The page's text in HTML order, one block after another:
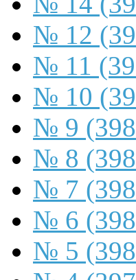
№ 12
№ 11
№ 10
№ 9
№ 8
№ 7
№ 6
№ 5